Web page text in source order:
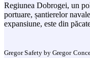
Regiunea Dobrogei, un
portuare, șantierelor
expansiune, este din
Gregor Safety by Gregor